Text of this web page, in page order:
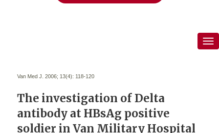
Van Med J. 2006; 13(4): 118-120
The investigation of Delta
antibody at HBsAg positive
soldier in Van Military Hospital